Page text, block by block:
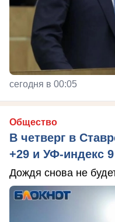
сегодня в 00:05
Общество
В четверг в
+29 и УФ-индекс
Дождя снова не